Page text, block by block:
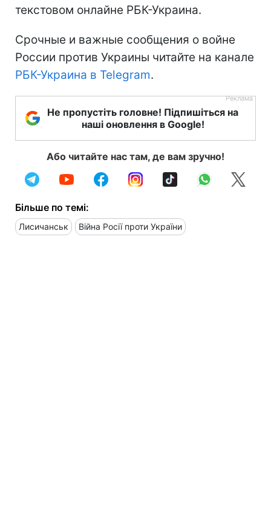
текстовом онлайне РБК-Украина.
Срочные и важные сообщения о войне
России против Украины читайте на канале
РБК-Украина в Telegram.
Не пропустіть головне! Підпишіться на
наші оновлення в Google!
Або читайте нас там, де вам зручно!
Більше по темі:
Лисичанськ Війна Росії проти України